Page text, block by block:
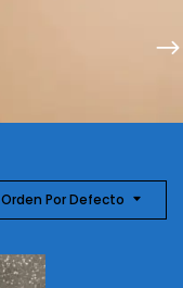
Orden Por Defecto